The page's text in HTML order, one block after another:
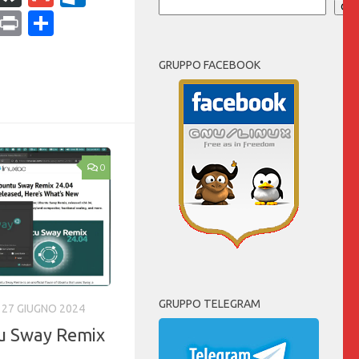
CopyPrint
0
27 GIUGNO 2024
Sway Remix
GRUPPO FACEBOOK
GRUPPO TELEGRAM